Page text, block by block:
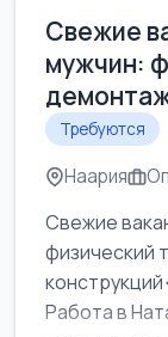
Свежие
мужчин:
Требуются
Наария
Свежие
физический
Работа в